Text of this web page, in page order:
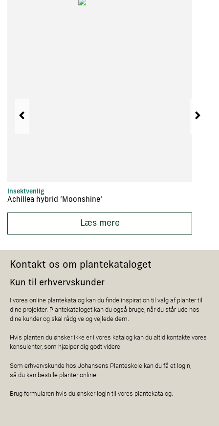
Insektvenlig
Achillea hybrid ‘Moonshine’
Læs mere
Kontakt os om plantekataloget
Kun til erhvervskunder
I vores online plantekatalog kan du finde inspiration til valg af planter til
dine projekter. Plantekataloget kan du også bruge, når du står ude hos
dine kunder og skal rådgive og vejlede dem.
Hvis planten du ønsker ikke er i vores katalog kan du altid kontakte vores
konsulenter, som hjælper dig godt videre.
Som erhvervskunde hos Johansens Planteskole kan du få et login,
så du kan bestille planter online.
Brug formularen hvis du ønsker login til vores plantekatalog.